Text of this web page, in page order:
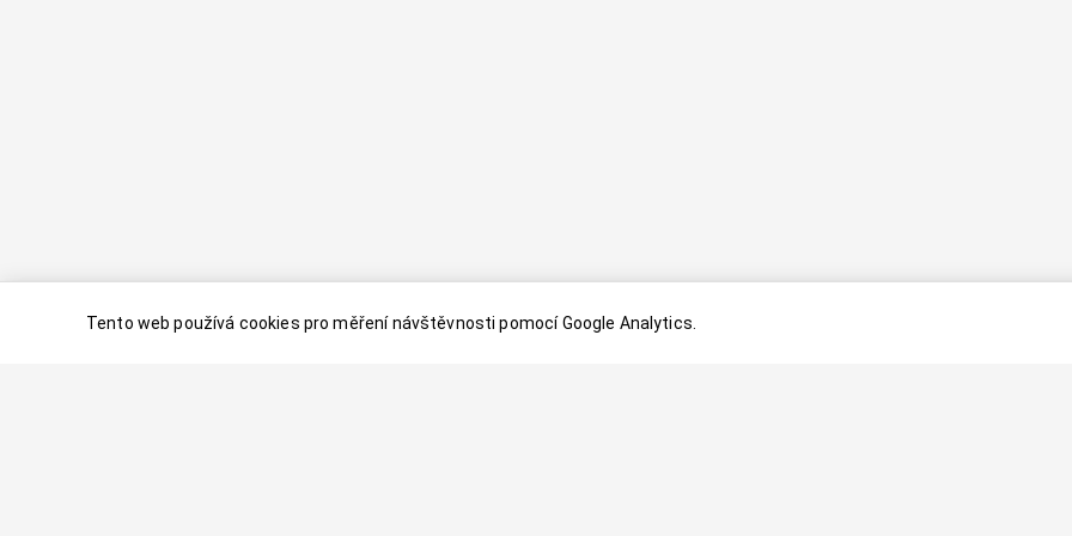
Tento web používá cookies pro měření návštěvnosti pomocí Google Analytics.